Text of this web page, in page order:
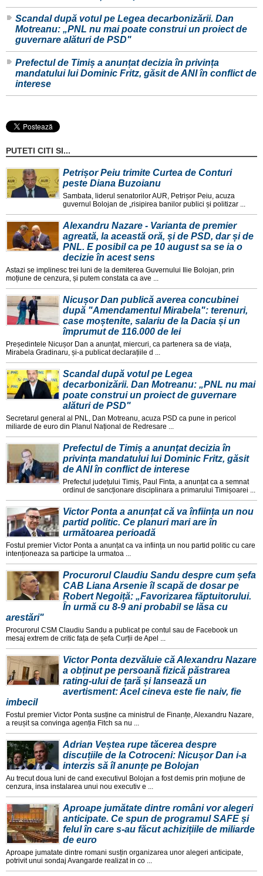
Scandal după votul pe Legea decarbonizării. Dan
Motreanu: „PNL nu mai poate construi un proiect de
guvernare alături de PSD"
Prefectul de Timiș a anunțat decizia în privința
mandatului lui Dominic Fritz, găsit de ANI în conflict de
interese
PUTETI CITI SI...
Petrișor Peiu trimite Curtea de Conturi
peste Diana Buzoianu
Sambata, liderul senatorilor AUR, Petrișor Peiu, acuza
guvernul Bolojan de „risipirea banilor publici și politizar ...
Alexandru Nazare - Varianta de premier
agreată, la această oră, și de PSD, dar și de
PNL. E posibil ca pe 10 august sa se ia o
decizie în acest sens
Astazi se implinesc trei luni de la demiterea Guvernului Ilie Bolojan, prin
moțiune de cenzura, și putem constata ca ave ...
Nicușor Dan publică averea concubinei
după "Amendamentul Mirabela": terenuri,
case moștenite, salariu de la Dacia și un
împrumut de 116.000 de lei
Președintele Nicușor Dan a anunțat, miercuri, ca partenera sa de viața,
Mirabela Gradinaru, și-a publicat declarațiile d ...
Scandal după votul pe Legea
decarbonizării. Dan Motreanu: „PNL nu mai
poate construi un proiect de guvernare
alături de PSD"
Secretarul general al PNL, Dan Motreanu, acuza PSD ca pune in pericol
miliarde de euro din Planul Național de Redresare ...
Prefectul de Timiș a anunțat decizia în
privința mandatului lui Dominic Fritz, găsit
de ANI în conflict de interese
Prefectul județului Timiș, Paul Finta, a anunțat ca a semnat
ordinul de sancționare disciplinara a primarului Timișoarei ...
Victor Ponta a anunțat că va înființa un nou
partid politic. Ce planuri mari are în
următoarea perioadă
Fostul premier Victor Ponta a anunțat ca va inființa un nou partid politic cu care
intenționeaza sa participe la urmatoa ...
Procurorul Claudiu Sandu despre cum șefa
CAB Liana Arsenie îl scapă de dosar pe
Robert Negoiță: „Favorizarea făptuitorului.
În urmă cu 8-9 ani probabil se lăsa cu
arestări"
Procurorul CSM Claudiu Sandu a publicat pe contul sau de Facebook un
mesaj extrem de critic fața de șefa Curții de Apel ...
Victor Ponta dezvăluie că Alexandru Nazare
a obținut pe persoană fizică păstrarea
rating-ului de țară și lansează un
avertisment: Acel cineva este fie naiv, fie
imbecil
Fostul premier Victor Ponta susține ca ministrul de Finanțe, Alexandru Nazare,
a reușit sa convinga agenția Fitch sa nu ...
Adrian Veștea rupe tăcerea despre
discuțiile de la Cotroceni: Nicușor Dan i-a
interzis să îl anunțe pe Bolojan
Au trecut doua luni de cand executivul Bolojan a fost demis prin moțiune de
cenzura, insa instalarea unui nou executiv e ...
Aproape jumătate dintre români vor alegeri
anticipate. Ce spun de programul SAFE și
felul în care s-au făcut achizițiile de miliarde
de euro
Aproape jumatate dintre romani susțin organizarea unor alegeri anticipate,
potrivit unui sondaj Avangarde realizat in co ...